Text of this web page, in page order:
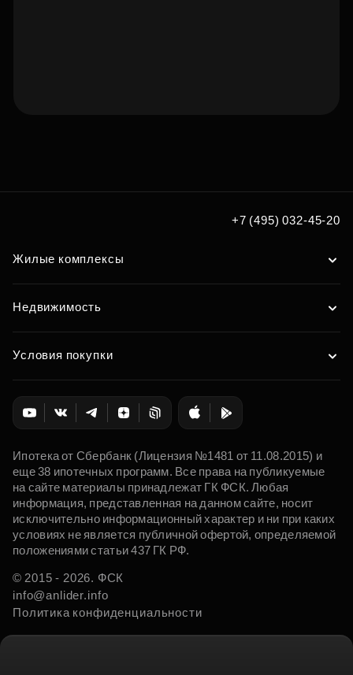
+7 (495) 032-45-20
Жилые комплексы
Недвижимость
Условия покупки
Ипотека от Сбербанк (Лицензия №1481 от 11.08.2015) и
еще 38 ипотечных программ. Все права на публикуемые
на сайте материалы принадлежат ГК ФСК. Любая
информация, представленная на данном сайте, носит
исключительно информационный характер и ни при каких
условиях не является публичной офертой, определяемой
положениями статьи 437 ГК РФ.
© 2015 - 2026. ФСК
info@anlider.info
Политика конфиденциальности